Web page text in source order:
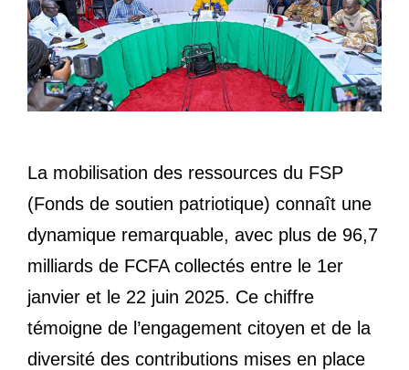
La mobilisation des ressources du FSP
(Fonds de soutien patriotique) connaît une
dynamique remarquable, avec plus de 96,7
milliards de FCFA collectés entre le 1er
janvier et le 22 juin 2025. Ce chiffre
témoigne de l’engagement citoyen et de la
diversité des contributions mises en place